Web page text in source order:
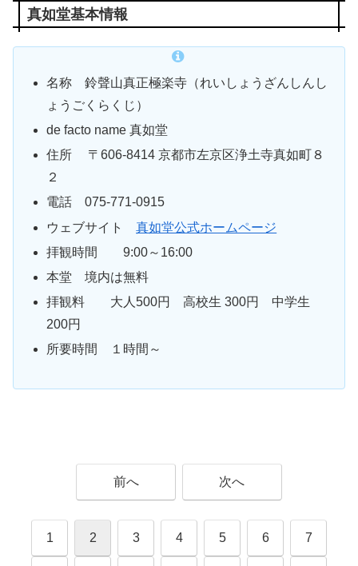
真如堂基本情報
名称鈴聲山真正極楽寺（れいしょうざんしんし
ょうごくらくじ）
de facto name 真如堂
住所 〒606-8414 京都市左京区浄土寺真如町８
２
電話075-771-0915
ウェブサイト真如堂公式ホームページ
拝観時間 9:00～16:00
本堂 境内は無料
拝観料 大人500円 高校生 300円 中学生
200円
所要時間 １時間～
前へ 次へ
1 2 3 4 5 6 7